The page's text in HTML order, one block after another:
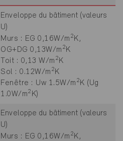
Enveloppe du bâtiment (valeurs
U)
Murs : EG 0,16W/m 2 K,
OG+DG 0,13W/m 2 K
Toit : 0,13 W/m 2 K
Sol : 0.12W/m 2 K
Fenêtre : Uw 1.5W/m 2 K (Ug
1.0W/m2 K)
Enveloppe du bâtiment (valeurs
U)
Murs : EG 0,16W/m 2 K,